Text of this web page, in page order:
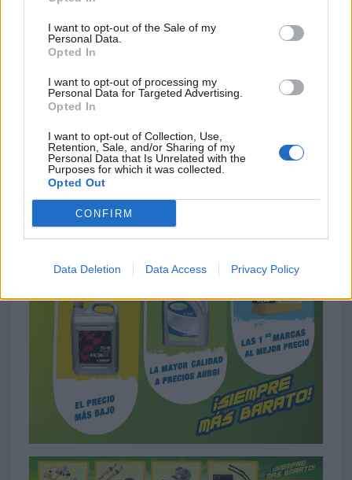
I want to opt-out of the Sale of my
Personal Data.
Opted In
I want to opt-out of processing my
Personal Data for Targeted Advertising.
Opted In
I want to opt-out of Collection, Use,
Retention, Sale, and/or Sharing of my
Personal Data that Is Unrelated with the
Purposes for which it was collected.
Opted Out
CONFIRM
Data Deletion Data Access Privacy Policy